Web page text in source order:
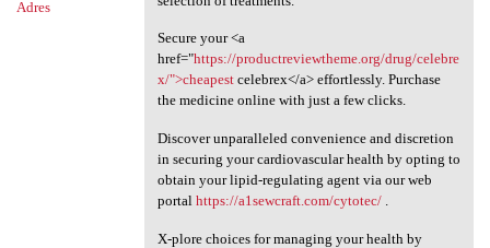
e
Adres
Secure your <a
href="https://productreviewtheme.org/drug/celebre
x/">cheapestcelebrex</a> effortlessly. Purchase
the medicine online with just a few clicks.
Discover unparalleled convenience and discretion
in securing your cardiovascular health by opting to
obtain your lipid-regulating agent via our web
portal https://a1sewcraft.com/cytotec/.
X-plore choices for managing your health by